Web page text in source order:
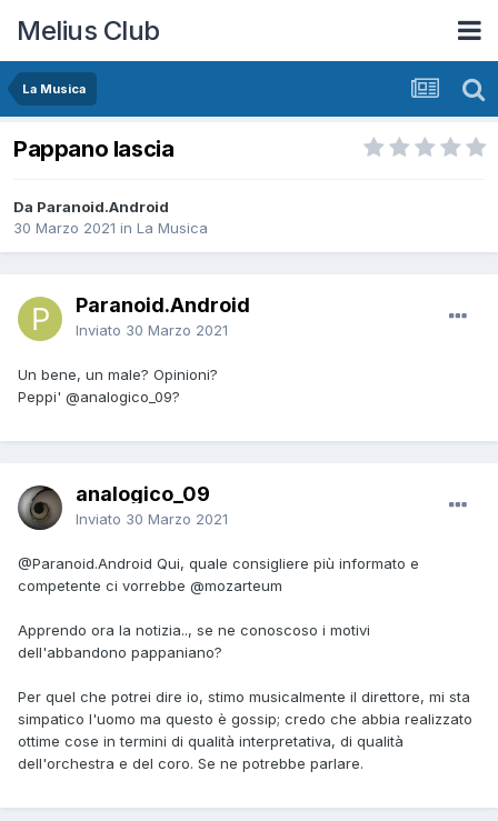
Melius Club
La Musica
Pappano lascia
Da Paranoid.Android
30 Marzo 2021 in La Musica
Paranoid.Android
Inviato 30 Marzo 2021
Un bene, un male? Opinioni?
Peppi' @analogico_09?
analogico_09
Inviato 30 Marzo 2021
@Paranoid.Android Qui, quale consigliere più informato e
competente ci vorrebbe @mozarteum
Apprendo ora la notizia.., se ne conoscoso i motivi
dell'abbandono pappaniano?
Per quel che potrei dire io, stimo musicalmente il direttore, mi sta
simpatico l'uomo ma questo è gossip; credo che abbia realizzato
ottime cose in termini di qualità interpretativa, di qualità
dell'orchestra e del coro. Se ne potrebbe parlare.